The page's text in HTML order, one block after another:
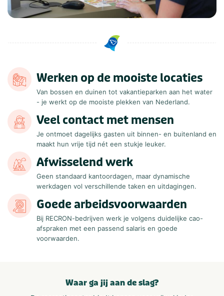
Werken op de mooiste locaties
Van bossen en duinen tot vakantieparken aan het water
- je werkt op de mooiste plekken van Nederland.
Veel contact met mensen
Je ontmoet dagelijks gasten uit binnen- en buitenland en
maakt hun vrije tijd nét een stukje leuker.
Afwisselend werk
Geen standaard kantoordagen, maar dynamische
werkdagen vol verschillende taken en uitdagingen.
Goede arbeidsvoorwaarden
Bij RECRON-bedrijven werk je volgens duidelijke cao-
afspraken met een passend salaris en goede
voorwaarden.
Waar ga jij aan de slag?